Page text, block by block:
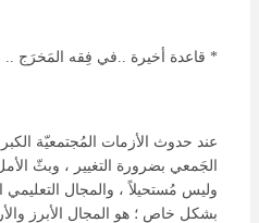
* قاعدة أخيرة ..في فِقه المَخرَج ..
عند حدوث الأزمات المُجتمعيّة
الجَمعي بضرورة التغيير ، وبثّ
وليس مُستحيلاً ، والمجال
بشكل خاص ؛ هو المجال الأبرز